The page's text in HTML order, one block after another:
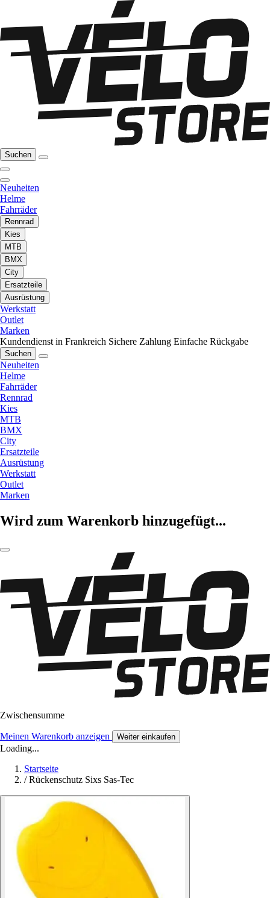
Suchen
Neuheiten
Helme
Fahrräder
Rennrad
Kies
MTB
BMX
City
Ersatzteile
Ausrüstung
Werkstatt
Outlet
Marken
Kundendienst in Frankreich Sichere Zahlung Einfache Rückgabe
Suchen
Neuheiten
Helme
Fahrräder
Rennrad
Kies
MTB
BMX
City
Ersatzteile
Ausrüstung
Werkstatt
Outlet
Marken
Wird zum Warenkorb hinzugefügt...
Zwischensumme
Meinen Warenkorb anzeigen Weiter einkaufen
Loading...
Startseite
/ Rückenschutz Sixs Sas-Tec